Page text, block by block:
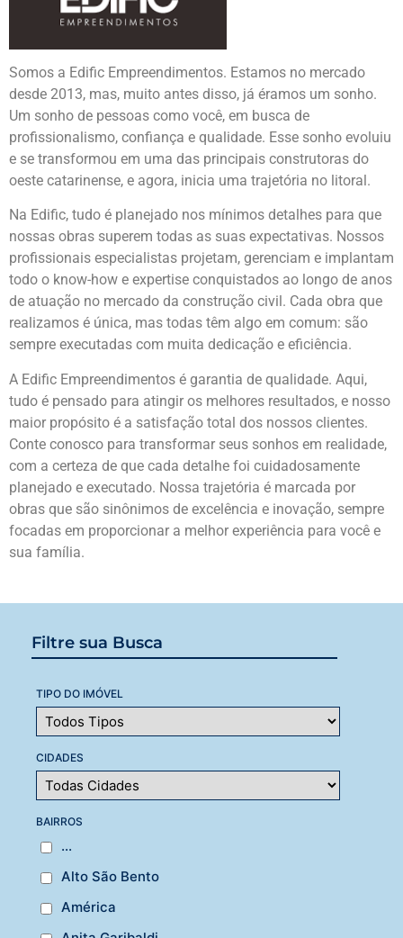
Filtre sua Busca
TIPO DO IMÓVEL
CIDADES
BAIRROS
...
Alto São Bento
América
Somos a Edific Empreendimentos. Estamos no mercado
desde 2013, mas, muito antes disso, já éramos um sonho.
Um sonho de pessoas como você, em busca de
profissionalismo, confiança e qualidade. Esse sonho evoluiu
e se transformou em uma das principais construtoras do
oeste catarinense, e agora, inicia uma trajetória no litoral.
Na Edific, tudo é planejado nos mínimos detalhes para que
nossas obras superem todas as suas expectativas. Nossos
profissionais especialistas projetam, gerenciam e implantam
todo o know-how e expertise conquistados ao longo de anos
de atuação no mercado da construção civil. Cada obra que
realizamos é única, mas todas têm algo em comum: são
sempre executadas com muita dedicação e eficiência.
A Edific Empreendimentos é garantia de qualidade. Aqui,
tudo é pensado para atingir os melhores resultados, e nosso
maior propósito é a satisfação total dos nossos clientes.
Conte conosco para transformar seus sonhos em realidade,
com a certeza de que cada detalhe foi cuidadosamente
planejado e executado. Nossa trajetória é marcada por
obras que são sinônimos de excelência e inovação, sempre
focadas em proporcionar a melhor experiência para você e
sua família.